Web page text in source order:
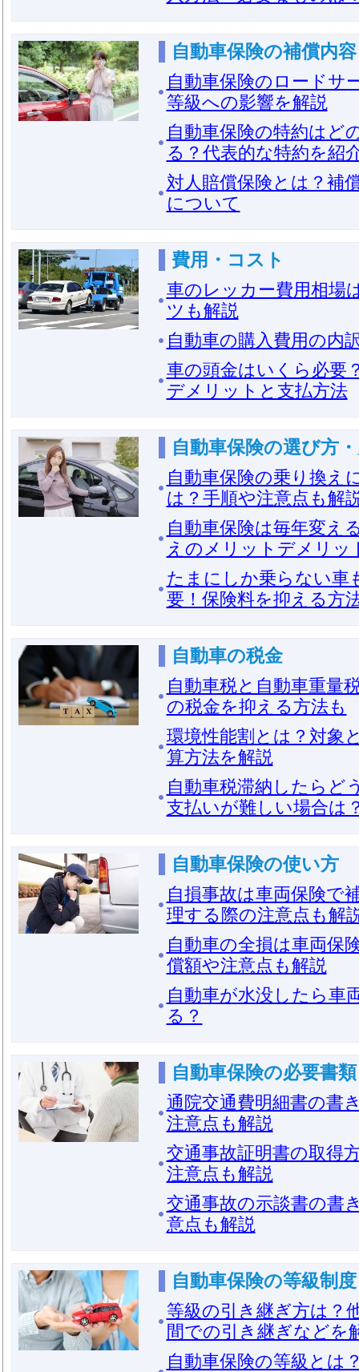
自動車保険の補償内容
自動車保険のロードサ
等級への影響を解説
自動車保険の特約はど
る？代表的な特約を紹
対人賠償保険とは？補
について
費用・コスト
車のレッカー費用相場
ツも解説
自動車の購入費用の内
車の頭金はいくら必要
デメリットと支払方法
自動車保険の選び方
自動車保険の乗り換え
は？手順や注意点も解
自動車保険は毎年変え
えのメリットデメリッ
たまにしか乗らない車
要！保険料を抑える方
自動車の税金
自動車税と自動車重量
の税金を抑える方法も
環境性能割とは？対象
算方法を解説
自動車税滞納したらど
支払いが難しい場合は
自動車保険の使い方
自損事故は車両保険で
理する際の注意点も解
自動車の全損は車両保
償額や注意点も解説
自動車が水没したら車
る？
自動車保険の必要書類
通院交通費明細書の書
注意点も解説
交通事故証明書の取得
注意点も解説
交通事故の示談書の書
意点も解説
自動車保険の等級制度
等級の引き継ぎ方は？
間での引き継ぎなどを
自動車保険の等級とは